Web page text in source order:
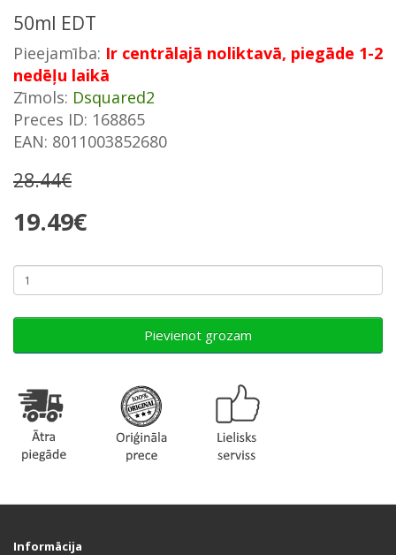
50ml EDT
Pieejamība: Ir centrālajā noliktavā, piegāde 1-2
nedēļu laikā
Zīmols: Dsquared2
Preces ID: 168865
EAN: 8011003852680
28.44€
19.49€
Pievienot grozam
Informācija